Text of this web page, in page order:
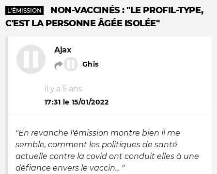
L'ÉMISSION
NON-VACCINÉS : "LE PROFIL-TYPE,
C'EST LA PERSONNE ÂGÉE ISOLÉE"
Ajax
Ghis
il y a 5 ans
17:31 le 15/01/2022
"En revanche l'émission montre bien il me
semble, comment les politiques de santé
actuelle contre la covid ont conduit elles à une
défiance envers le vaccin... "